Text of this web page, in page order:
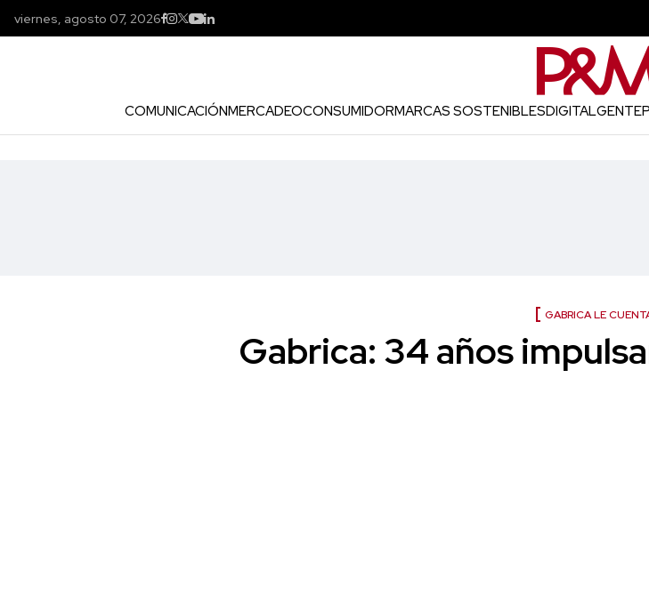
viernes, agosto 07, 2026
COMUNICACIÓNMERCADEOCONSUMIDORMARCAS SOSTENIBLESDIGITALGENTE
GABRICA LE
Gabrica: 34 años